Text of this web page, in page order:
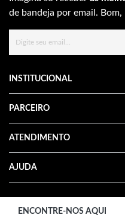
de bandeja por email. Bom,
INSTITUCIONAL
PARCEIRO
ATENDIMENTO
AJUDA
ENCONTRE-NOS AQUI